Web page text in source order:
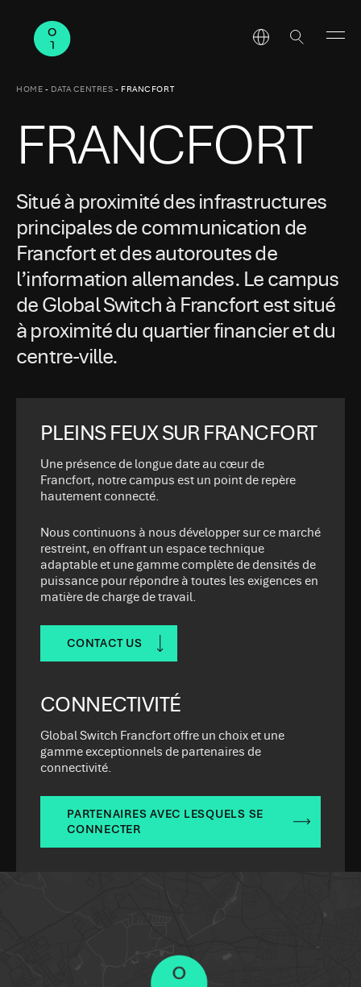
HOME - DATA CENTRES - FRANCFORT
FRANCFORT
Situé à proximité des infrastructures
principales de communication de
Francfort et des autoroutes de
l’information allemandes. Le campus
de Global Switch à Francfort est situé
à proximité du quartier financier et du
centre-ville.
PLEINS FEUX SUR FRANCFORT
Une présence de longue date au cœur de
Francfort, notre campus est un point de repère
hautement connecté.
Nous continuons à nous développer sur ce marché
restreint, en offrant un espace technique
adaptable et une gamme complète de densités de
puissance pour répondre à toutes les exigences en
matière de charge de travail.
CONTACT US
CONNECTIVITÉ
Global Switch Francfort offre un choix et une
gamme exceptionnels de partenaires de
connectivité.
PARTENAIRES AVEC LESQUELS SE
CONNECTER